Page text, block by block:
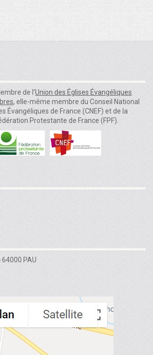
de l'Union des Églises Évangéliques
, elle-même membre du Conseil National
Évangéliques de France (CNEF) et de la
Protestante de France (FPF).
PAU